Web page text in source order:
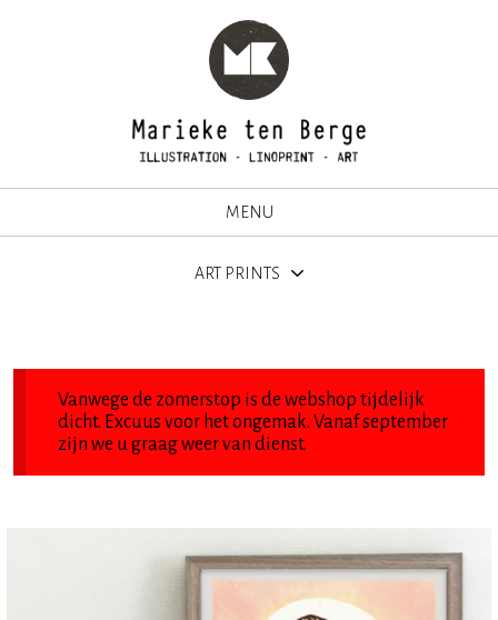
MENU
ART PRINTS
Vanwege de zomerstop is de webshop tijdelijk
dicht. Excuus voor het ongemak. Vanaf september
zijn we u graag weer van dienst.